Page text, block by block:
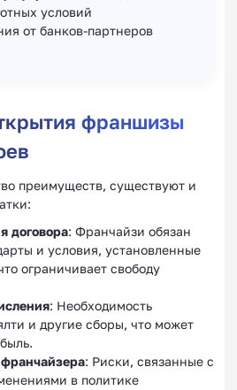
условий
от банков-партнеров
франшизы
преимуществ, существуют и
договора: Франчайзи обязан
и условия, установленные
ограничивает свободу
: Необходимость
и другие сборы, что может
: Риски, связанные с
в политике